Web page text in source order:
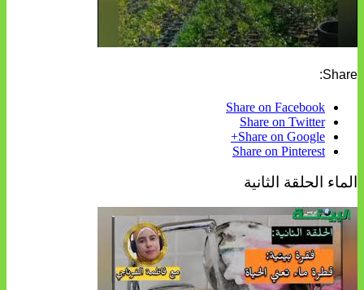
Share:
Share on Facebook
Share on Twitter
Share on Google+
Share on Pinterest
الماء الحلقة الثانية